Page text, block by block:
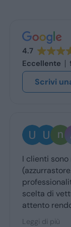
4.7
Eccellente
Scrivi
I clienti sono
scelta di
attento
piacevole per
Leggi di più